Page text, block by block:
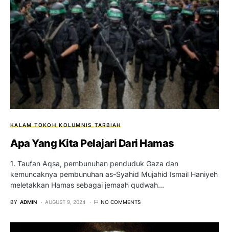
KALAM TOKOH KOLUMNIS TARBIAH
Apa Yang Kita Pelajari Dari Hamas
1. Taufan Aqsa, pembunuhan penduduk Gaza dan
kemuncaknya pembunuhan as-Syahid Mujahid Ismail Haniyeh
meletakkan Hamas sebagai jemaah qudwah…
BY ADMIN AUGUST 9, 2024 NO COMMENTS